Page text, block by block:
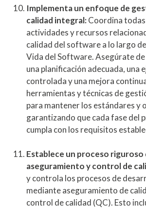
Implementa un enfoque de
calidad integral:Coordina todas
actividades y recursos
calidad del software a lo largo
Vida del Software. Asegúrate de
una planificación adecuada, una
controlada y una mejora
herramientas y técnicas de
para mantener los estándares y
garantizando que cada fase del
cumpla con los requisitos
Establece un proceso riguroso
aseguramiento y control de
y controla los procesos de
mediante aseguramiento de
control de calidad (QC). Esto